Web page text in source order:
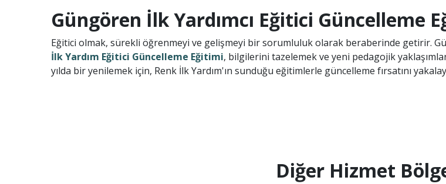
Güngören İlk Yardımcı Eğitici Güncelleme
Eğitici olmak, sürekli öğrenmeyi ve gelişmeyi bir sorumluluk olarak beraberinde getirir.
İlk Yardım Eğitici Güncelleme Eğitimi, bilgilerini tazelemek ve yeni pedagojik
yılda bir yenilemek için, Renk İlk Yardım'ın sunduğu eğitimlerle güncelleme fırsatını
Diğer Hizmet